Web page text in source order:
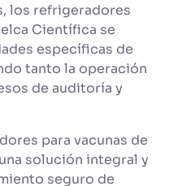
los refrigeradores
Científica se
específicas de
tanto la operación
de auditoría y
para vacunas de
solución integral y
seguro de